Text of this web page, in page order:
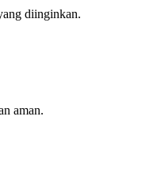
diinginkan.
aman.